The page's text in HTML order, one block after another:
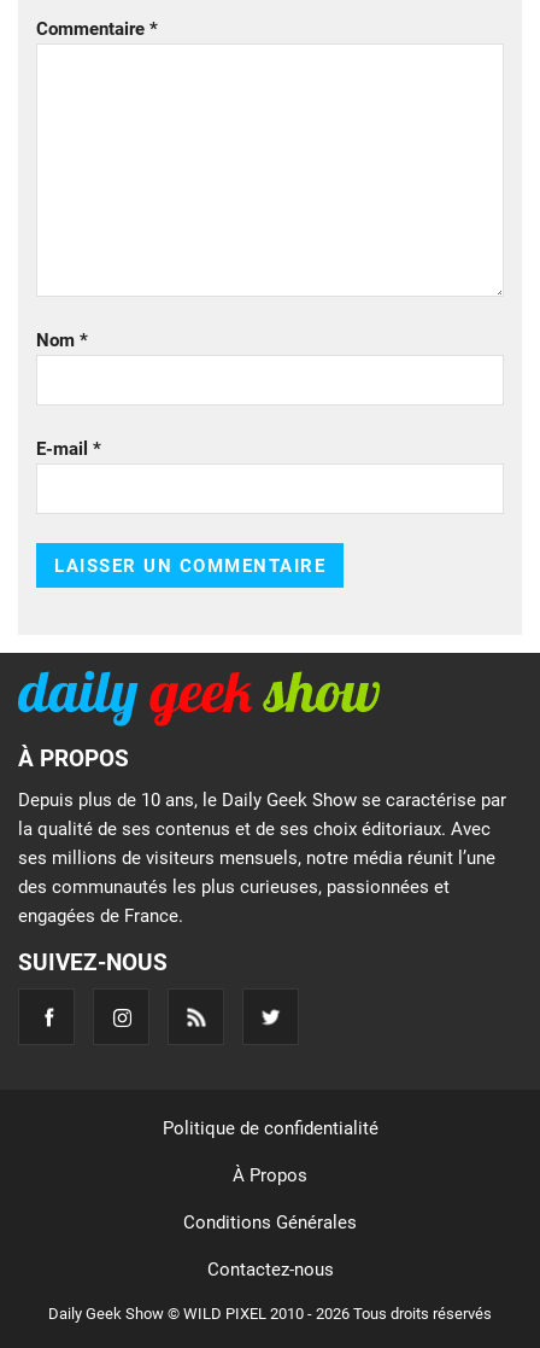
Commentaire *
Nom *
E-mail *
À PROPOS
Depuis plus de 10 ans, le Daily Geek Show se caractérise par
la qualité de ses contenus et de ses choix éditoriaux. Avec
ses millions de visiteurs mensuels, notre média réunit l’une
des communautés les plus curieuses, passionnées et
engagées de France.
SUIVEZ-NOUS
Daily Geek Show © WILD PIXEL 2010 - 2026 Tous droits réservés
Politique de confidentialité
À Propos
Conditions Générales
Contactez-nous